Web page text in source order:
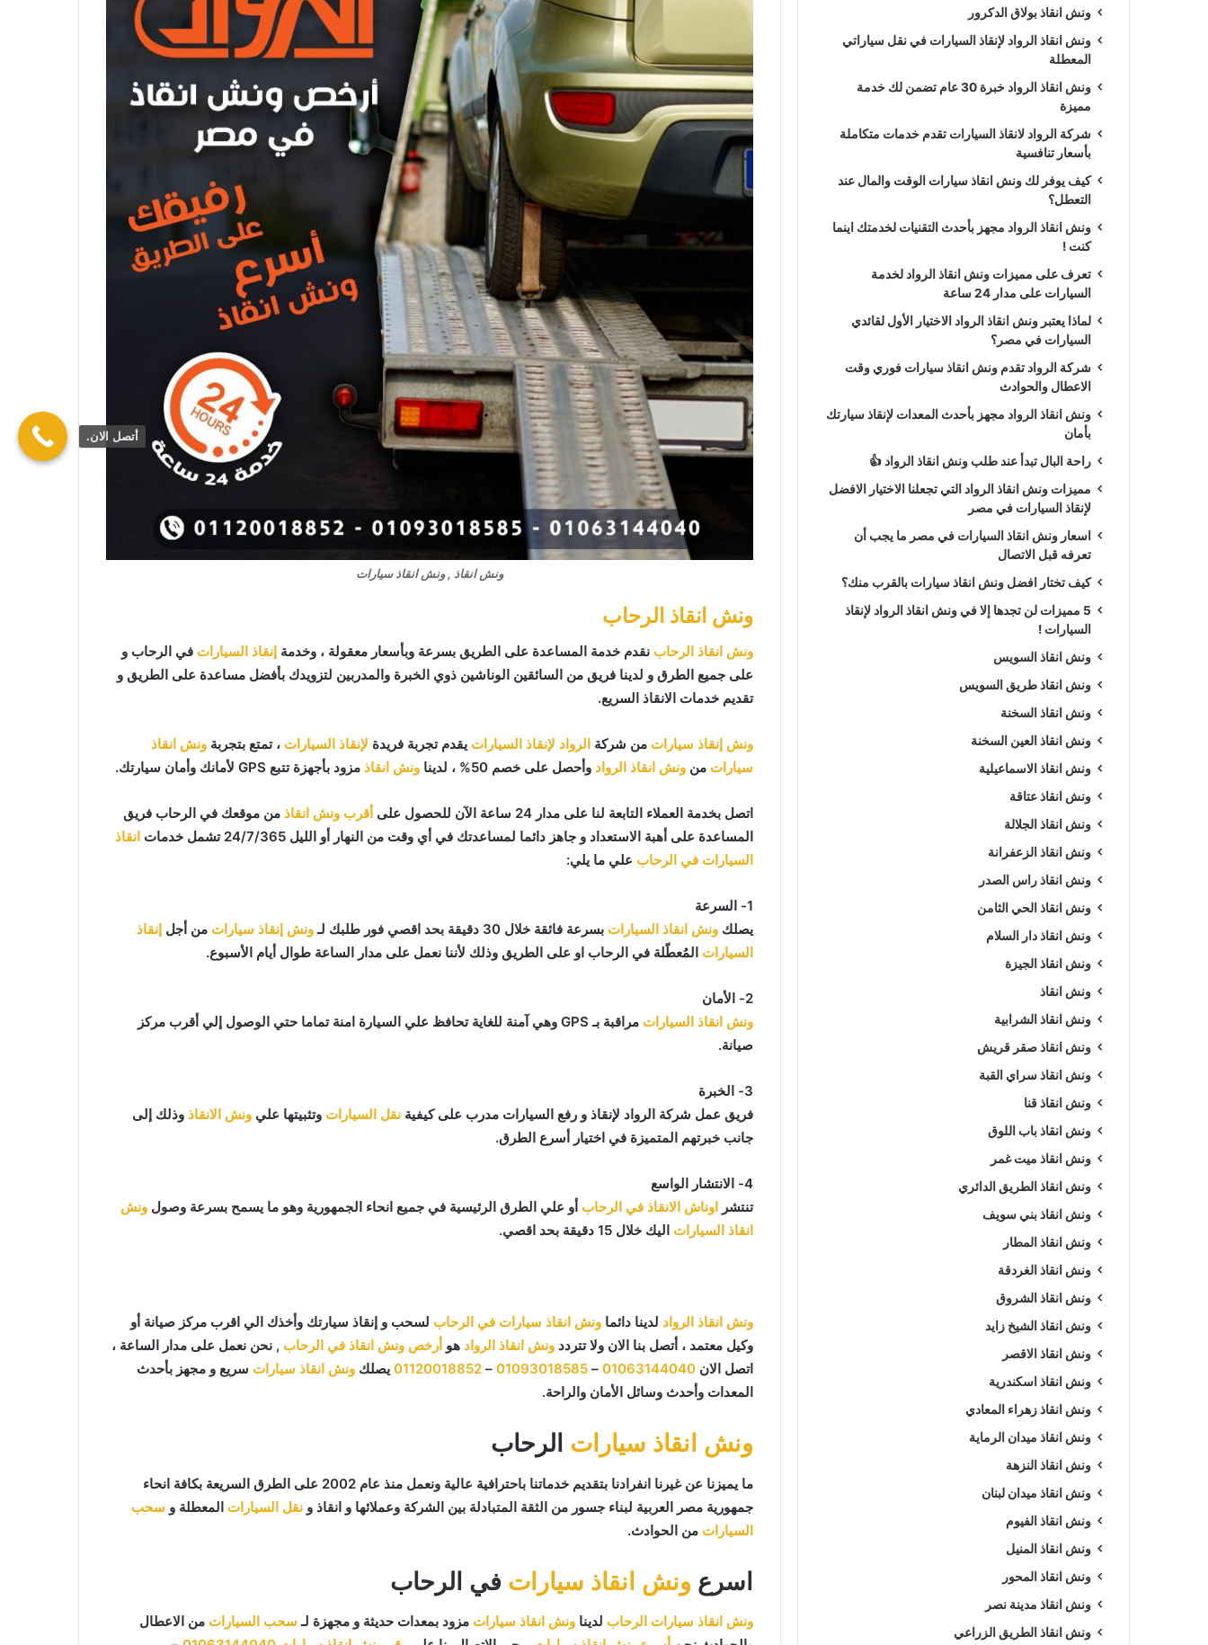
ونش انقاذ , ونش انقاذ سيارات
ونش انقاذ الرحاب
ونش انقاذ الرحاب نقدم خدمة المساعدة على الطريق بسرعة وبأسعار معقولة ، وخدمة إنقاذ السيارات في الرحاب و
على جميع الطرق و لدينا فريق من السائقين الوناشين ذوي الخبرة والمدربين لتزويدك بأفضل مساعدة على الطريق و
تقديم خدمات الانقاذ السريع.
ونش إنقاذ سيارات من شركة الرواد لإنقاذ السيارات يقدم تجربة فريدة لإنقاذ السيارات ، تمتع بتجربة ونش انقاذ
سيارات من ونش انقاذ الرواد وأحصل على خصم 50% ، لدينا ونش انقاذ مزود بأجهزة تتبع GPS لأمانك وأمان سيارتك.
اتصل بخدمة العملاء التابعة لنا على مدار 24 ساعة الآن للحصول على أقرب ونش انقاذ من موقعك في الرحاب فريق
المساعدة على أهبة الاستعداد و جاهز دائما لمساعدتك في أي وقت من النهار أو الليل 24/7/365 تشمل خدمات
انقاذ
السيارات في الرحاب علي ما يلي:
1- السرعة
يصلك ونش انقاذ السيارات بسرعة فائقة خلال 30 دقيقة بحد اقصي فور طلبك لـ ونش إنقاذ سيارات من أجل إنقاذ
السيارات المُعطّلة في الرحاب او على الطريق وذلك لأننا نعمل على مدار الساعة طوال أيام الأسبوع.
2- الأمان
ونش انقاذ السيارات
مراقبة بـ GPS وهي آمنة للغاية تحافظ علي السيارة امنة تماما حتي الوصول إلي أقرب مركز
صيانة.
3- الخبرة
فريق عمل شركة الرواد لإنقاذ و رفع السيارات مدرب على كيفية نقل السيارات وتثبيتها علي ونش الانقاذ وذلك إلى
جانب خبرتهم المتميزة في اختيار أسرع الطرق.
4- الانتشار الواسع
تنتشر
اوناش الانقاذ في الرحاب أو علي الطرق الرئيسية في جميع انحاء الجمهورية وهو ما يسمح بسرعة وصول ونش
انقاذ السيارات اليك خلال 15 دقيقة بحد اقصي.
ونش انقاذ الرواد لدينا دائما ونش انقاذ سيارات في الرحاب لسحب و إنقاذ سيارتك وأخذك الي اقرب مركز صيانة أو
وكيل معتمد ، أتصل بنا الان ولا تتردد ونش انقاذ الرواد هو أرخص ونش انقاذ في الرحاب , نحن نعمل على مدار الساعة ،
اتصل الان 01063144040
–
01093018585
–
01120018852 يصلك ونش انقاذ سيارات سريع و مجهز بأحدث
المعدات وأحدث وسائل الأمان والراحة.
ونش انقاذ سيارات الرحاب
ما يميزنا عن غيرنا انفرادنا بتقديم خدماتنا باحترافية عالية ونعمل منذ عام 2002 على الطرق السريعة بكافة انحاء
جمهورية مصر العربية لبناء جسور من الثقة المتبادلة بين الشركة وعملائها و انقاذ و نقل السيارات المعطلة و سحب
السيارات من الحوادث.
اسرع ونش انقاذ سيارات في الرحاب
ونش انقاذ سيارات الرحاب لدينا ونش انقاذ سيارات مزود بمعدات حديثة و مجهزة لـ سحب السيارات من الاعطال
ونش انقاذ بولاق الدكرور
ونش انقاذ الرواد لإنقاذ السيارات في نقل سياراتي
المعطلة
ونش انقاذ الرواد خبرة 30 عام تضمن لك خدمة
مميزة
شركة الرواد لانقاذ السيارات تقدم خدمات متكاملة
بأسعار تنافسية
كيف يوفر لك ونش انقاذ سيارات الوقت والمال عند
التعطل؟
ونش انقاذ الرواد مجهز بأحدث التقنيات لخدمتك اينما
كنت !
تعرف على مميزات ونش انقاذ الرواد لخدمة
السيارات على مدار 24 ساعة
لماذا يعتبر ونش انقاذ الرواد الاختيار الأول لقائدي
السيارات في مصر؟
شركة الرواد تقدم ونش انقاذ سيارات فوري وقت
الاعطال والحوادث
ونش انقاذ الرواد مجهز بأحدث المعدات لإنقاذ سيارتك
بأمان
راحة البال تبدأ عند طلب ونش انقاذ الرواد 👍
مميزات ونش انقاذ الرواد التي تجعلنا الاختيار الافضل
لإنقاذ السيارات في مصر
اسعار ونش انقاذ السيارات في مصر ما يجب أن
تعرفه قبل الاتصال
كيف تختار افضل ونش انقاذ سيارات بالقرب منك؟
5 مميزات لن تجدها إلا في ونش انقاذ الرواد لإنقاذ
السيارات !
ونش انقاذ السويس
ونش انقاذ طريق السويس
ونش انقاذ السخنة
ونش انقاذ العين السخنة
ونش انقاذ الاسماعيلية
ونش انقاذ عتاقة
ونش انقاذ الجلالة
ونش انقاذ الزعفرانة
ونش انقاذ راس الصدر
ونش انقاذ الحي الثامن
ونش انقاذ دار السلام
ونش انقاذ الجيزة
ونش انقاذ
ونش انقاذ الشرابية
ونش انقاذ صقر قريش
ونش انقاذ سراي القبة
ونش انقاذ قنا
ونش انقاذ باب اللوق
ونش انقاذ ميت غمر
ونش انقاذ الطريق الدائري
ونش انقاذ بني سويف
ونش انقاذ المطار
ونش انقاذ الغردقة
ونش انقاذ الشروق
ونش انقاذ الشيخ زايد
ونش انقاذ الاقصر
ونش انقاذ اسكندرية
ونش انقاذ زهراء المعادي
ونش انقاذ ميدان الرماية
ونش انقاذ النزهة
ونش انقاذ ميدان لبنان
ونش انقاذ الفيوم
ونش انقاذ المنيل
ونش انقاذ المحور
ونش انقاذ مدينة نصر
ونش انقاذ الطريق الزراعي
أتصل الان.